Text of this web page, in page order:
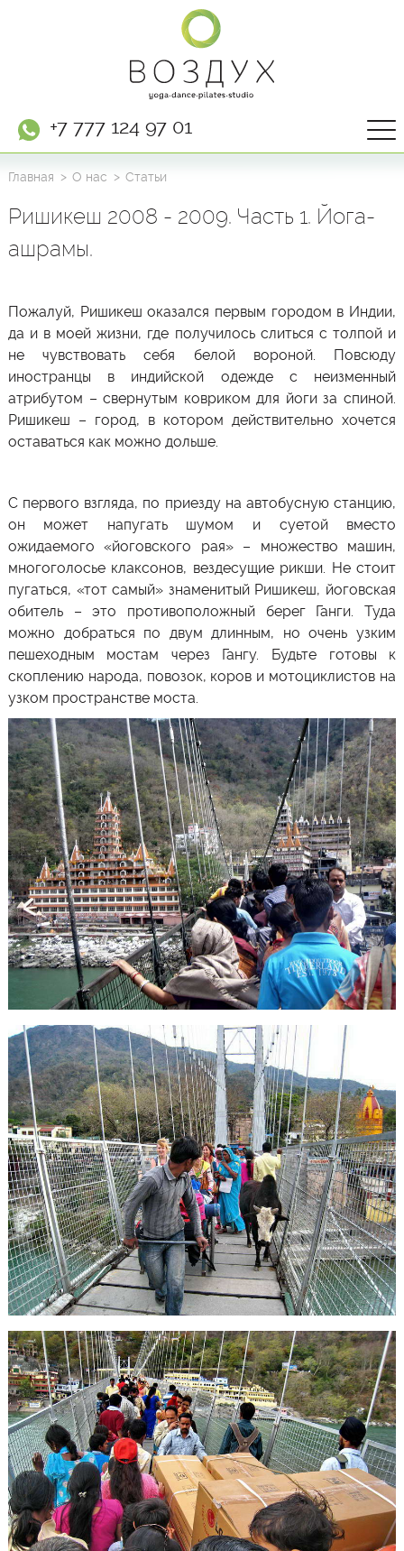
+7 777 124 97 01
Главная О нас Статьи
Ришикеш 2008 - 2009. Часть 1. Йога-
ашрамы.
Пожалуй, Ришикеш оказался первым городом в Индии,
да и в моей жизни, где получилось слиться с толпой и
не чувствовать себя белой вороной. Повсюду
иностранцы в индийской одежде с неизменный
атрибутом – свернутым ковриком для йоги за спиной.
Ришикеш – город, в котором действительно хочется
оставаться как можно дольше.
С первого взгляда, по приезду на автобусную станцию,
он может напугать шумом и суетой вместо
ожидаемого «йоговского рая» – множество машин,
многоголосье клаксонов, вездесущие рикши. Не стоит
пугаться, «тот самый» знаменитый Ришикеш, йоговская
обитель – это противоположный берег Ганги. Туда
можно добраться по двум длинным, но очень узким
пешеходным мостам через Гангу. Будьте готовы к
скоплению народа, повозок, коров и мотоциклистов на
узком пространстве моста.